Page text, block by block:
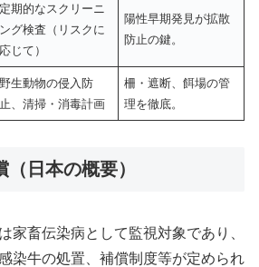
定期的なスクリーニ
ング検査（リスクに
応じて）
陽性早期発見が拡散
防止の鍵。
野生動物の侵入防
止、清掃・消毒計画
柵・遮断、餌場の管
理を徹底。
日本の概要）
家畜伝染病として監視対象であり、
染牛の処置、補償制度等が定められ